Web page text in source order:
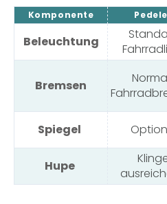
Komponente
Beleuchtung
Bremsen
Spiegel
Hupe